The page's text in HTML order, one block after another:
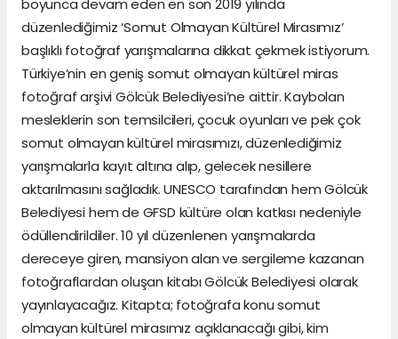
boyunca devam eden en son 2019 yılında
düzenlediğimiz ‘Somut Olmayan Kültürel Mirasımız’
başlıklı fotoğraf yarışmalarına dikkat çekmek istiyorum.
Türkiye’nin en geniş somut olmayan kültürel miras
fotoğraf arşivi Gölcük Belediyesi’ne aittir. Kaybolan
mesleklerin son temsilcileri, çocuk oyunları ve pek çok
somut olmayan kültürel mirasımızı, düzenlediğimiz
yarışmalarla kayıt altına alıp, gelecek nesillere
aktarılmasını sağladık. UNESCO tarafından hem Gölcük
Belediyesi hem de GFSD kültüre olan katkısı nedeniyle
ödüllendirildiler. 10 yıl düzenlenen yarışmalarda
dereceye giren, mansiyon alan ve sergileme kazanan
fotoğraflardan oluşan kitabı Gölcük Belediyesi olarak
yayınlayacağız. Kitapta; fotoğrafa konu somut
olmayan kültürel mirasımız açıklanacağı gibi, kim